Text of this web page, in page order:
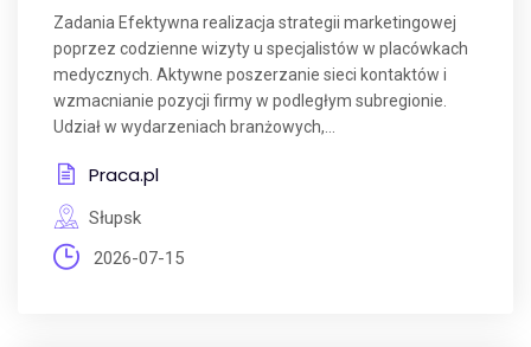
Zadania Efektywna realizacja strategii marketingowej
poprzez codzienne wizyty u specjalistów w placówkach
medycznych. Aktywne poszerzanie sieci kontaktów i
wzmacnianie pozycji firmy w podległym subregionie.
Udział w wydarzeniach branżowych,...
Praca.pl
Słupsk
2026-07-15